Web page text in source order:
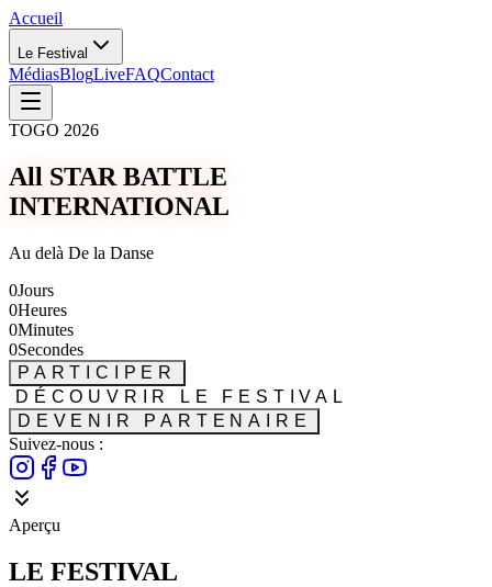
Accueil
Le Festival
MédiasBlogLiveFAQContact
TOGO 2026
All STAR BATTLE
INTERNATIONAL
Au delà De la Danse
0Jours
0Heures
0Minutes
0Secondes
PARTICIPER
DÉCOUVRIR LE FESTIVAL
DEVENIR PARTENAIRE
Suivez-nous :
Aperçu
LE FESTIVAL